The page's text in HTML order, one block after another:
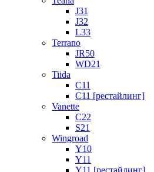
J31
J32
L33
Terrano
JR50
WD21
Tiida
C11
C11 [рестайлинг]
Vanette
C22
S21
Wingroad
Y10
Y11
Y11 [рестайлинг]